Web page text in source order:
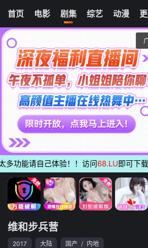
首页 电影 剧集 综艺 动漫
维和步兵营
清空
请自己体验！！访问 68.LU即可下载 ⟳
维和步兵营
2017 大陆 国产 / 内地